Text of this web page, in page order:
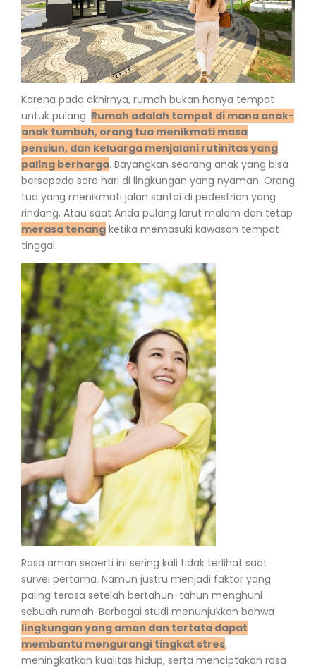
Karena pada akhirnya, rumah bukan hanya tempat
untuk pulang. Rumah adalah tempat di mana anak-
anak tumbuh, orang tua menikmati masa
pensiun, dan keluarga menjalani rutinitas yang
paling berharga. Bayangkan seorang anak yang bisa
bersepeda sore hari di lingkungan yang nyaman. Orang
tua yang menikmati jalan santai di pedestrian yang
rindang. Atau saat Anda pulang larut malam dan tetap
merasa tenang ketika memasuki kawasan tempat
tinggal.
Rasa aman seperti ini sering kali tidak terlihat saat
survei pertama. Namun justru menjadi faktor yang
paling terasa setelah bertahun-tahun menghuni
sebuah rumah. Berbagai studi menunjukkan bahwa
lingkungan yang aman dan tertata dapat
membantu mengurangi tingkat stres,
meningkatkan kualitas hidup, serta menciptakan rasa